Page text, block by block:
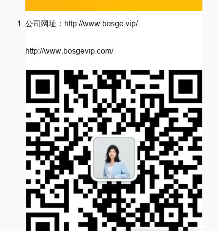
公司网址：http://www.bosge.vip/
http://www.bosgevip.com/